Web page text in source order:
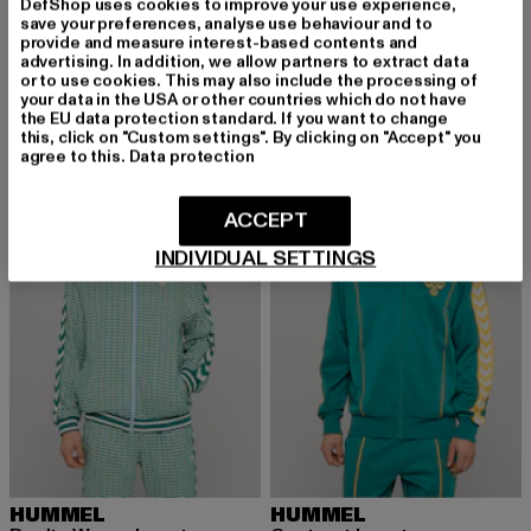
SERGIO TACCHINI
Sergio 024 Tracktop
89,99 EUR
Derzeitiger Preis: 89,99 EUR
99,99 EURAktionspreis: 99,99 EUR
KARL KANI
Signature Shadow Stripe
68,79 EUR
Derzeitiger Preis: 68,79 EUR
79,99 EURAktionspreis:
-31%
HUMMEL
-34%
HUMMEL
DefShop uses cookies to improve your use experience,
save your preferences, analyse use behaviour and to
provide and measure interest-based contents and
advertising. In addition, we allow partners to extract data
or to use cookies. This may also include the processing of
your data in the USA or other countries which do not have
the EU data protection standard. If you want to change
this, click on "Custom settings". By clicking on "Accept" you
agree to this. Data protection
INDIVIDUAL SETTINGS
ACCEPT